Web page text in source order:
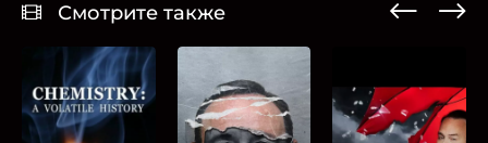
Смотрите также